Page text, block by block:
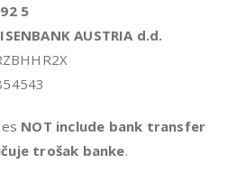
5
AUSTRIA d.d.
NOT include bank transfer
trošak banke.